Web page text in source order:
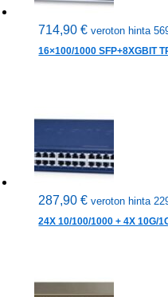
714,90€ veroton hinta
16×100/1000 SFP+8XGBIT
287,90€ veroton hinta
24X 10/100/1000 + 4X 10G/